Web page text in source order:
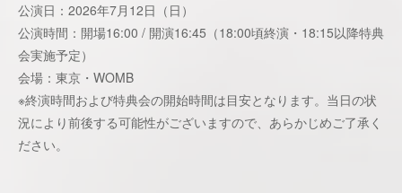
公演日：2026年7月12日（日）
公演時間：開場16:00 / 開演16:45（18:00頃終演・18:15以降特典
会実施予定）
会場：東京・WOMB
※終演時間および特典会の開始時間は目安となります。当日の状
況により前後する可能性がございますので、あらかじめご了承く
ださい。